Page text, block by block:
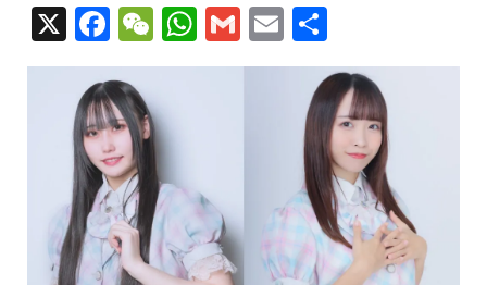
X Facebook
WeChat
WhatsApp
GmailEmail
有